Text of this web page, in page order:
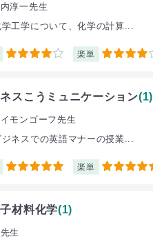
淳一先生
学工学について、化学の計算...
4 楽単 4
スこうミュニケーション(1)
モンゴーフ先生
ジネスでの英語マナーの授業...
5 楽単 5
材料化学(1)
生